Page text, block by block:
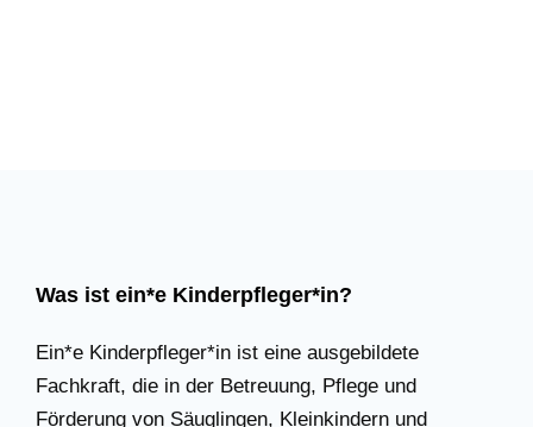
Was ist ein*e Kinderpfleger*in?
Ein*e Kinderpfleger*in ist eine ausgebildete
Fachkraft, die in der Betreuung, Pflege und
Förderung von Säuglingen, Kleinkindern und